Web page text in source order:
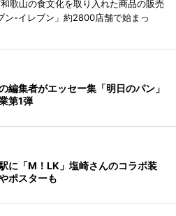
歌山の食文化を取り入れた商品の販売
-イレブン」約2800店舗で始まっ
編集者がエッセー集「明日のパン」
第1弾
に「M！LK」塩崎さんのコラボ装
ポスターも